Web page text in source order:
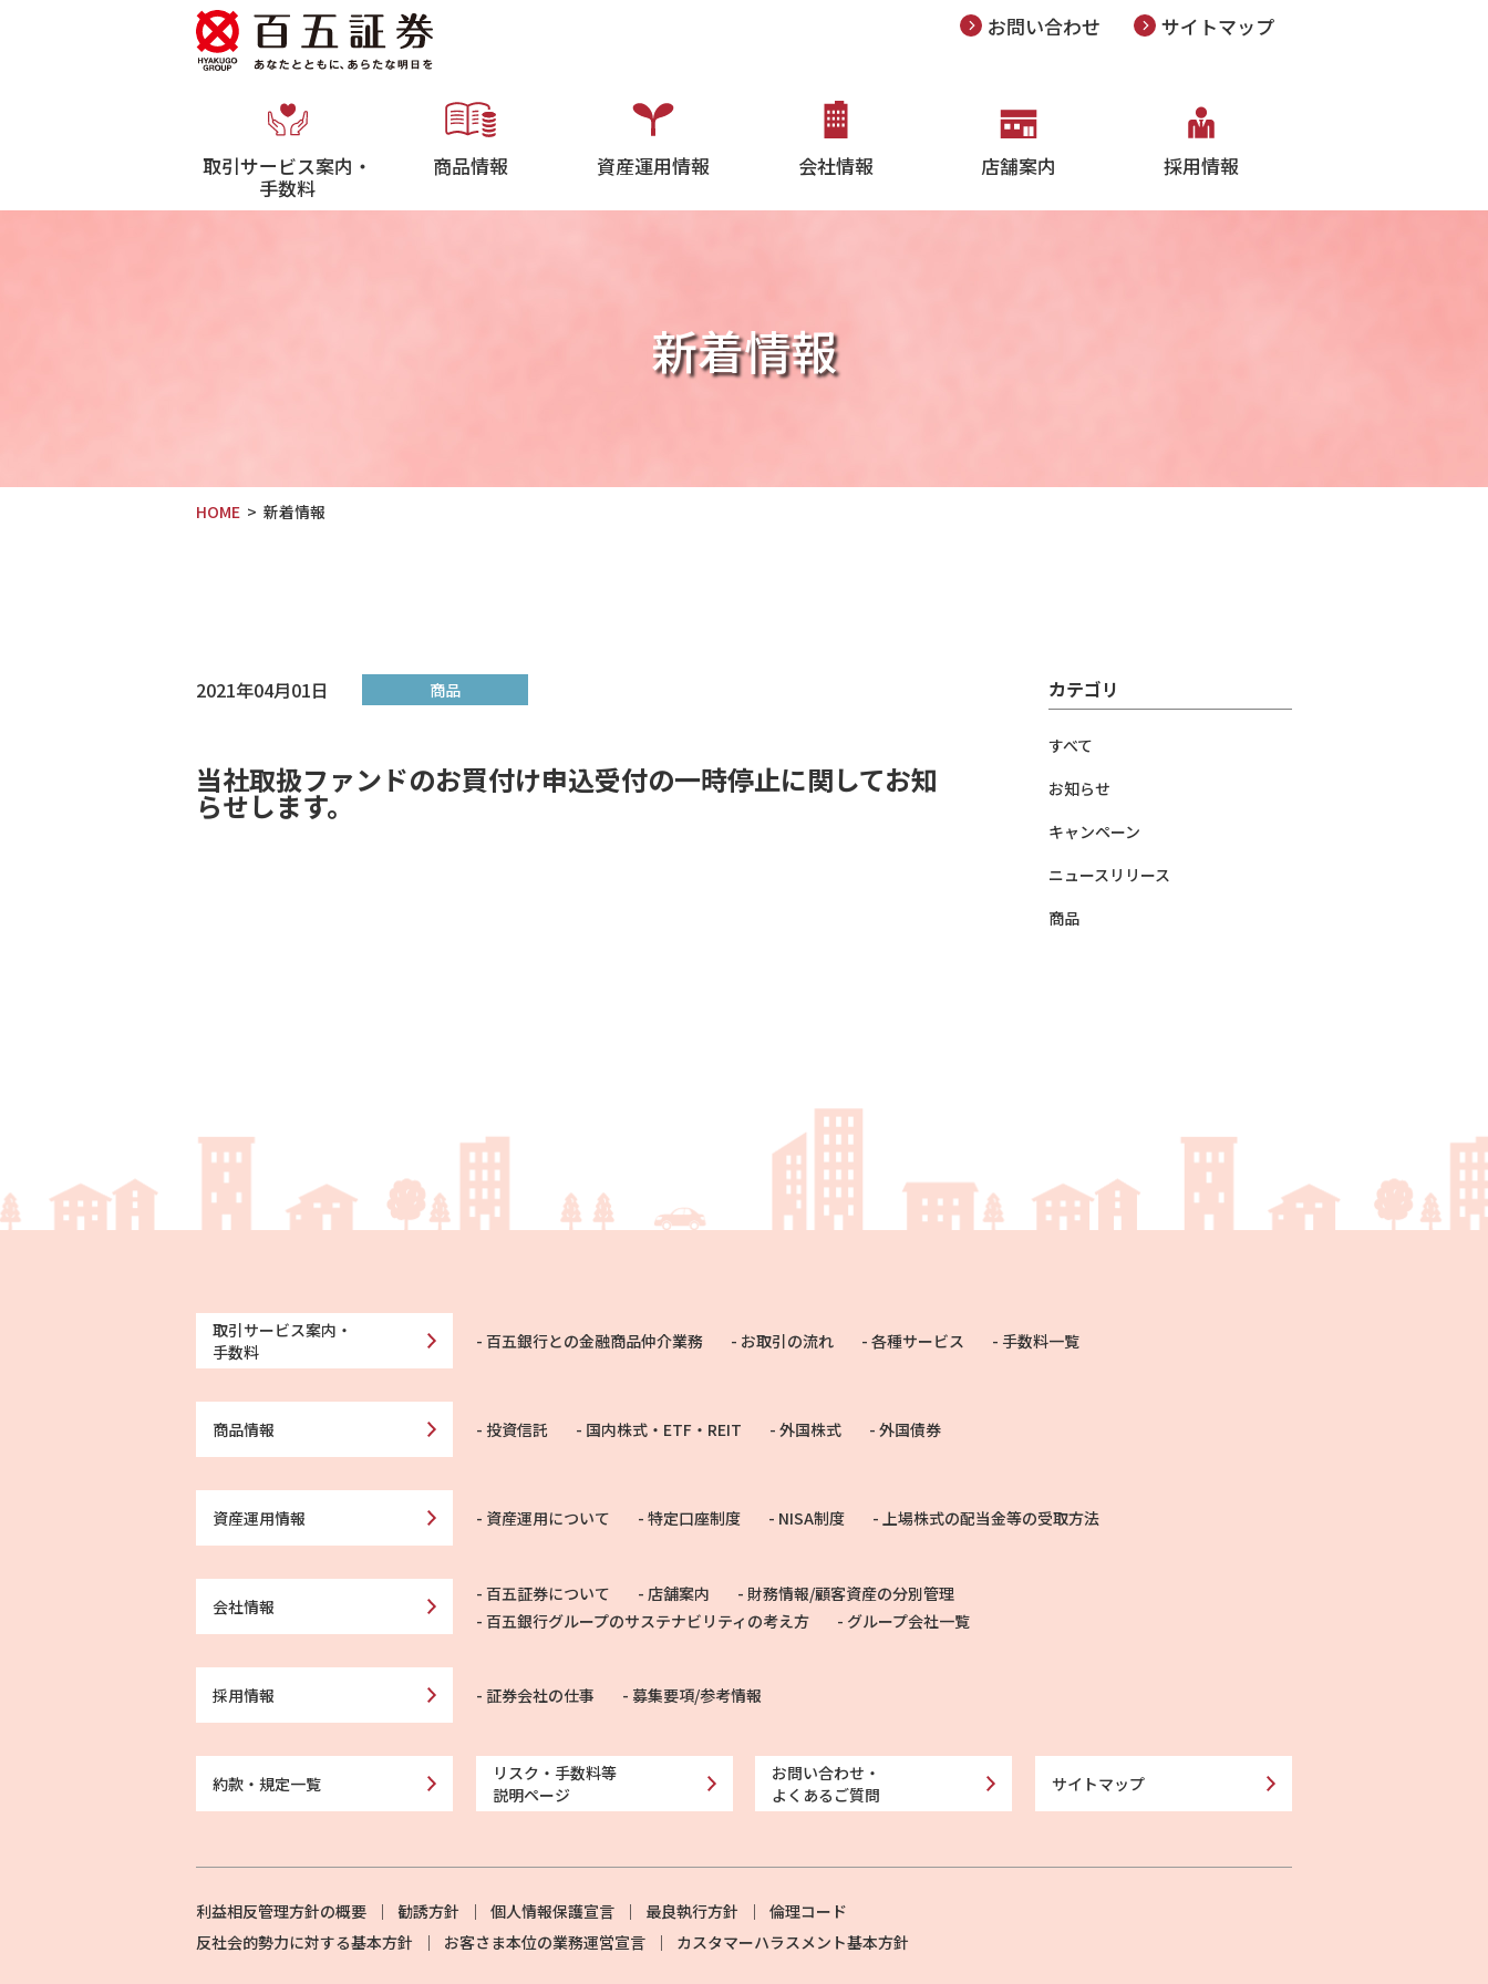
取引サービス案内・
手数料
商品情報 資産運用情報 会社情報 店舗案内 採用情報
お問い合わせ サイトマップ
新着情報
HOME 新着情報
2021年04月01日 商品
当社取扱ファンドのお買付け申込受付の一時停止に関してお知
らせします。
カテゴリ
すべて
お知らせ
キャンペーン
ニュースリリース
商品
取引サービス案内・
手数料
百五銀行との金融商品仲介業務 お取引の流れ 各種サービス 手数料一覧
商品情報 投資信託 国内株式・ETF・REIT 外国株式 外国債券
資産運用情報 資産運用について 特定口座制度 NISA制度 上場株式の配当金等の受取方法
会社情報
百五証券について 店舗案内
財務情報/顧客資産の分別管理
百五銀行グループのサステナビリティの考え方
グループ会社一覧
採用情報 証券会社の仕事 募集要項/参考情報
約款・規定一覧
リスク・手数料等
説明ページ
お問い合わせ・
よくあるご質問
サイトマップ
利益相反管理方針の概要 勧誘方針 個人情報保護宣言 最良執行方針
倫理コード
反社会的勢力に対する基本方針
お客さま本位の業務運営宣言 カスタマーハラスメント基本方針